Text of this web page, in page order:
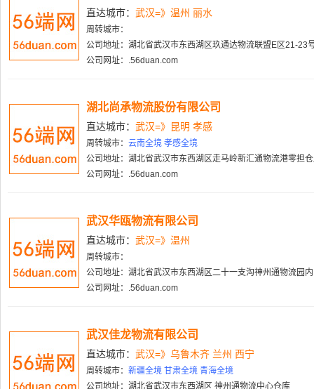
直达城市： 武汉=》温州 丽水
周转城市：
公司地址：湖北省武汉市东西湖区玖通达物流联盟E区21-23
公司网址：.56duan.com
湖北尚承物流股份有限公司
直达城市： 武汉=》昆明 孝感
周转城市： 云南全境 孝感全境
公司地址：湖北省武汉市东西湖区走马岭新汇通物流港零担
公司网址：.56duan.com
武汉华瓯物流有限公司
直达城市： 武汉=》温州
周转城市：
公司地址：湖北省武汉市东西湖区二十一支沟神州通物流园内
公司网址：.56duan.com
武汉佳龙物流有限公司
直达城市： 武汉=》乌鲁木齐 兰州 西宁
周转城市： 新疆全境 甘肃全境 青海全境
公司地址：湖北省武汉市东西湖区 神州通物流中心仓库